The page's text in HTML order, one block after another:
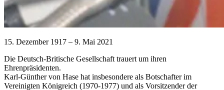
15. Dezember 1917 – 9. Mai 2021
Die Deutsch-Britische Gesellschaft trauert um ihren
Ehrenpräsidenten.
Karl-Günther von Hase hat insbesondere als Botschafter im
Vereinigten Königreich (1970-1977) und als Vorsitzender der